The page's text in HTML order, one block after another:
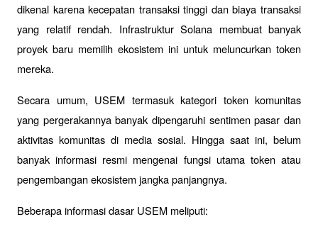
dikenal karena kecepatan transaksi tinggi dan biaya transaksi
yang relatif rendah. Infrastruktur Solana membuat banyak
proyek baru memilih ekosistem ini untuk meluncurkan token
mereka.
Secara umum, USEM termasuk kategori token komunitas
yang pergerakannya banyak dipengaruhi sentimen pasar dan
aktivitas komunitas di media sosial. Hingga saat ini, belum
banyak informasi resmi mengenai fungsi utama token atau
pengembangan ekosistem jangka panjangnya.
Beberapa informasi dasar USEM meliputi: